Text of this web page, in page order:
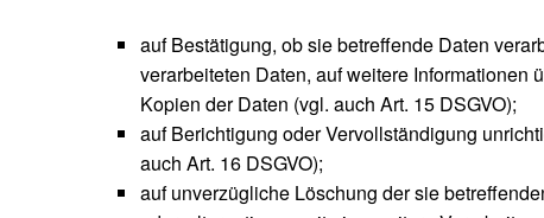
auf Bestätigung, ob sie betreffende Daten
verarbeiteten Daten, auf weitere Informationen
Kopien der Daten (vgl. auch Art. 15 DSGVO);
auf Berichtigung oder Vervollständigung
auch Art. 16 DSGVO);
auf unverzügliche Löschung der sie